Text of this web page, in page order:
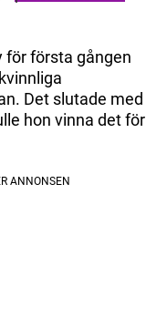
för första gången
Det slutade med
hon vinna det för